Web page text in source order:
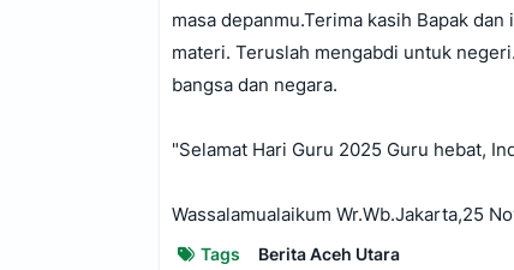
masa depanmu.Terima kasih Bapak
materi. Teruslah mengabdi untuk
bangsa dan negara.
"Selamat Hari Guru 2025 Guru hebat,
Wassalamualaikum Wr.Wb.Jakarta,25
Tags Berita Aceh Utara